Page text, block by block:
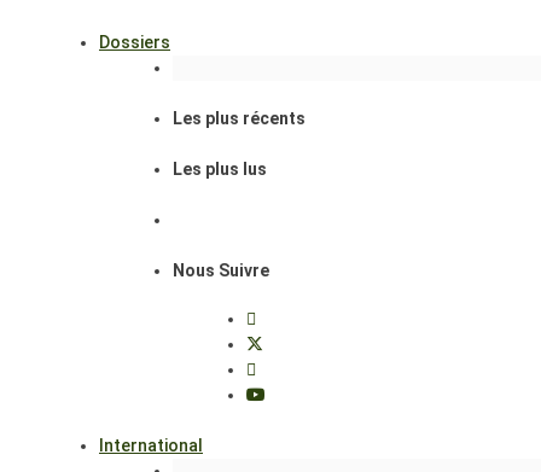
Dossiers
Les plus récents
Les plus lus
Nous Suivre
International